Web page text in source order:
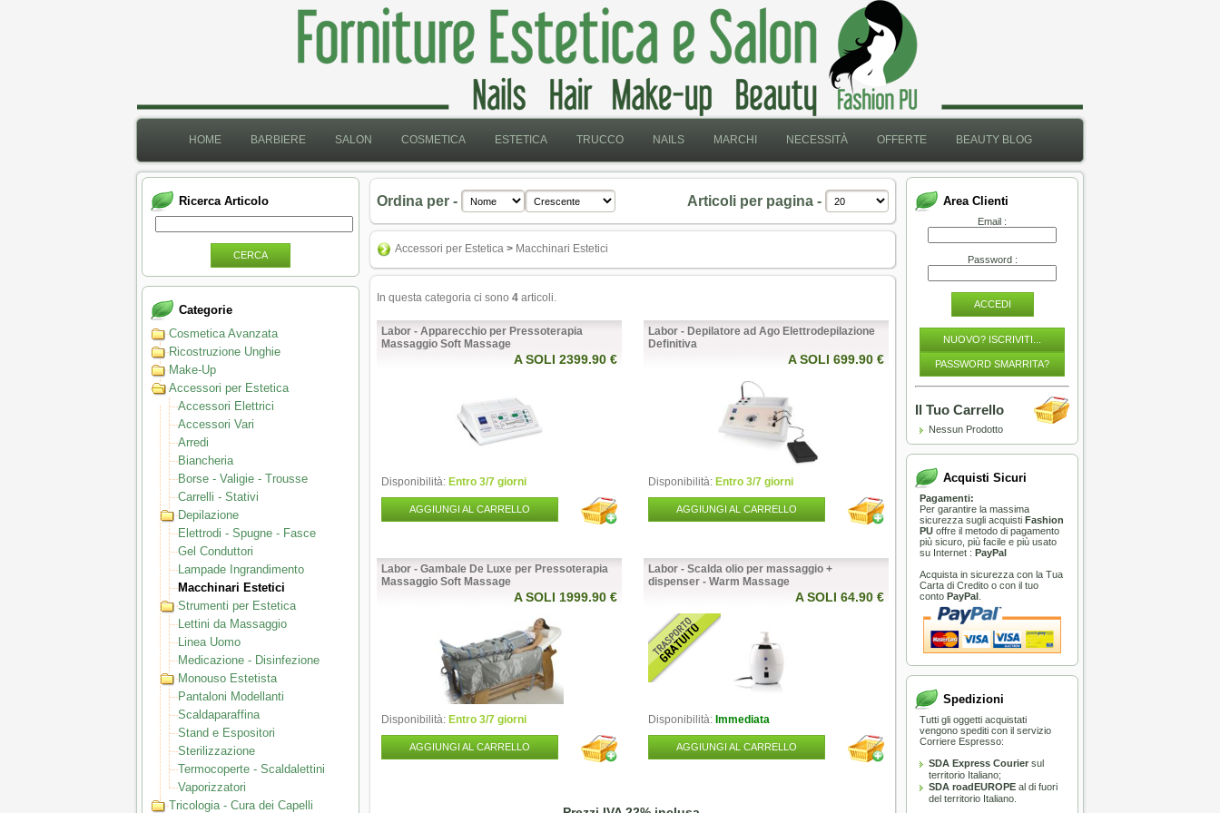
HOME BARBIERE SALON COSMETICA ESTETICA TRUCCO NAILS MARCHI NECESSITÀ OFFERTE BEAUTY BLOG
Ricerca Articolo
CERCA
Categorie
Cosmetica Avanzata
Ricostruzione Unghie
Make-Up
Accessori per Estetica
Accessori Elettrici
Accessori Vari
Arredi
Biancheria
Borse - Valigie - Trousse
Carrelli - Stativi
Depilazione
Elettrodi - Spugne - Fasce
Gel Conduttori
Lampade Ingrandimento
Macchinari Estetici
Strumenti per Estetica
Lettini da Massaggio
Linea Uomo
Medicazione - Disinfezione
Monouso Estetista
Pantaloni Modellanti
Scaldaparaffina
Stand e Espositori
Sterilizzazione
Termocoperte - Scaldalettini
Vaporizzatori
Tricologia - Cura dei Capelli
Ordina per - Articoli per pagina -
Accessori per Estetica > Macchinari Estetici
In questa categoria ci sono 4 articoli.
Labor - Apparecchio per Pressoterapia
Massaggio Soft Massage
A SOLI 2399.90 €
Disponibilità: Entro 3/7 giorni
AGGIUNGI AL CARRELLO
Labor - Depilatore ad Ago Elettrodepilazione
Definitiva
A SOLI 699.90 €
Disponibilità: Entro 3/7 giorni
AGGIUNGI AL CARRELLO
Labor - Gambale De Luxe per Pressoterapia
Massaggio Soft Massage
A SOLI 1999.90 €
Disponibilità: Entro 3/7 giorni
AGGIUNGI AL CARRELLO
Labor - Scalda olio per massaggio +
dispenser - Warm Massage
A SOLI 64.90 €
Disponibilità: Immediata
AGGIUNGI AL CARRELLO
Area Clienti
Email :
Password :
ACCEDI
NUOVO? ISCRIVITI...
PASSWORD SMARRITA?
Il Tuo Carrello
Nessun Prodotto
Acquisti Sicuri
Pagamenti:
Per garantire la massima
sicurezza sugli acquisti Fashion
PU offre il metodo di pagamento
più sicuro, più facile e più usato
su Internet : PayPal
Acquista in sicurezza con la Tua
Carta di Credito o con il tuo
conto PayPal
Spedizioni
Tutti gli oggetti acquistati
vengono spediti con il servizio
Corriere Espresso:
SDA Express Courier sul
territorio Italiano;
SDA roadEUROPE al di fuori
del territorio Italiano.